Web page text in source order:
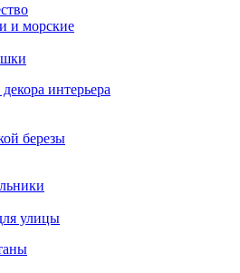
и морские
интерьера
березы
улицы